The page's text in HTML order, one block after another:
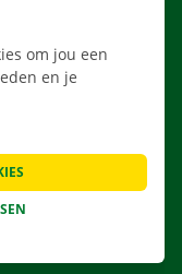
om jou een
en je